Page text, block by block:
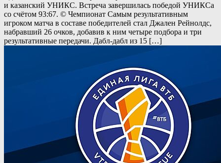
и казанский УНИКС. Встреча завершилась победой УНИКСа
со счётом 93:67. © Чемпионат Самым результативным
игроком матча в составе победителей стал Джален Рейнолдс,
набравший 26 очков, добавив к ним четыре подбора и три
результативные передачи. Дабл-дабл из 15 […]